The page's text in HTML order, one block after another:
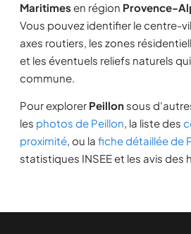
Maritimes en région Provence-
Vous pouvez identifier le centre-
axes routiers, les zones
et les éventuels reliefs naturels
commune.
Pour explorer Peillon sous
les photos de Peillon, la liste des
proximité, ou la fiche détaillée de
statistiques INSEE et les avis des